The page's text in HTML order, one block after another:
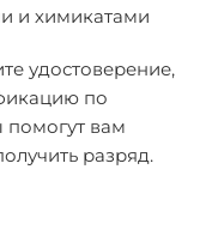
и химикатами
удостоверение,
по
вам
разряд.